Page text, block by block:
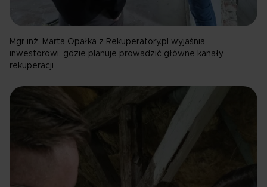
Mgr inż. Marta Opałka z Rekuperatory.pl wyjaśnia
inwestorowi, gdzie planuje prowadzić główne kanały
rekuperacji